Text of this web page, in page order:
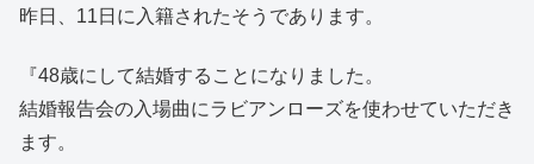
昨日、11日に入籍されたそうであります。
『48歳にして結婚することになりました。
結婚報告会の入場曲にラビアンローズを使わせていただき
ます。